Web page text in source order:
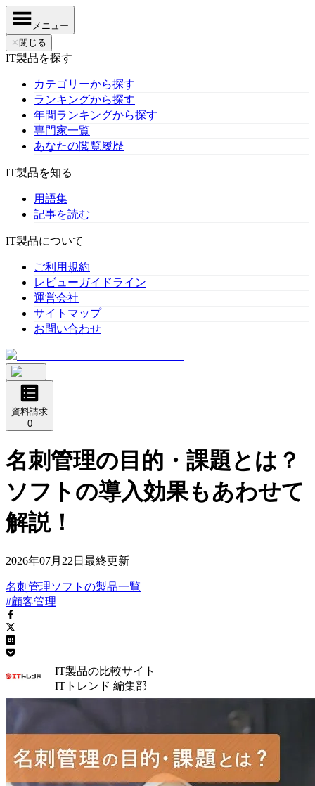
メニュー
✕ 閉じる
IT製品を探す
カテゴリーから探す
ランキングから探す
年間ランキングから探す
専門家一覧
あなたの閲覧履歴
IT製品を知る
用語集
記事を読む
IT製品について
ご利用規約
レビューガイドライン
運営会社
サイトマップ
お問い合わせ
資料請求
0
名刺管理の目的・課題とは？
ソフトの導入効果もあわせて
解説！
2026年07月22日 最終更新
名刺管理ソフト の製品一覧
#顧客管理
IT製品の比較サイト
ITトレンド 編集部